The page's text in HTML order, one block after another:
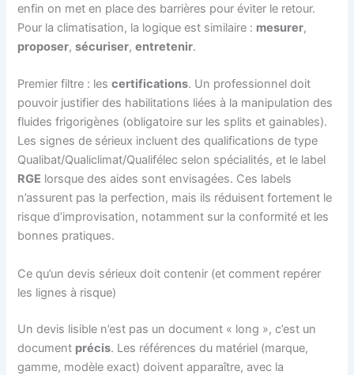
enfin on met en place des barrières pour éviter le retour.
Pour la climatisation, la logique est similaire : mesurer,
proposer,sécuriser,entretenir.
Premier filtre : lescertifications. Un professionnel doit
pouvoir justifier des habilitations liées à la manipulation des
fluides frigorigènes (obligatoire sur les splits et gainables).
Les signes de sérieux incluent des qualifications de type
Qualibat/Qualiclimat/Qualifélec selon spécialités, et le label
RGE lorsque des aides sont envisagées. Ces labels
n’assurent pas la perfection, mais ils réduisent fortement le
risque d’improvisation, notamment sur la conformité et les
bonnes pratiques.
Ce qu’un devis sérieux doit contenir (et comment repérer
les lignes à risque)
Un devis lisible n’est pas un document « long », c’est un
document précis. Les références du matériel (marque,
gamme, modèle exact) doivent apparaître, avec la